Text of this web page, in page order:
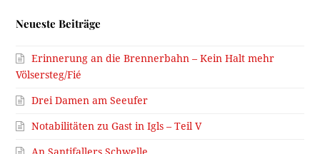
Neueste Beiträge
Erinnerung an die Brennerbahn – Kein Halt mehr
Völsersteg/Fié
Drei Damen am Seeufer
Notabilitäten zu Gast in Igls – Teil V